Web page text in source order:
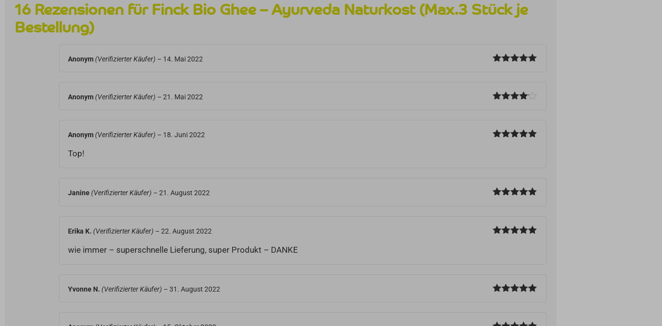
16 Rezensionen für Finck Bio Ghee – Ayurveda Naturkost (Max.3 Stück je
Bestellung)
Anonym(Verifizierter Käufer) – 14. Mai 2022
Anonym(Verifizierter Käufer) – 21. Mai 2022
Anonym(Verifizierter Käufer) – 18. Juni 2022
Top!
Janine(Verifizierter Käufer) – 21. August 2022
Erika K. (Verifizierter Käufer) – 22. August 2022
wie immer – superschnelle Lieferung, super Produkt – DANKE
Yvonne N. (Verifizierter Käufer) – 31. August 2022